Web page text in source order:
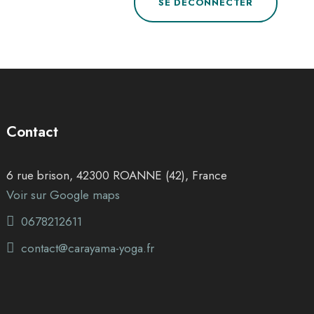
Contact
6 rue brison, 42300 ROANNE (42), France
Voir sur Google maps
0678212611
contact@carayama-yoga.fr